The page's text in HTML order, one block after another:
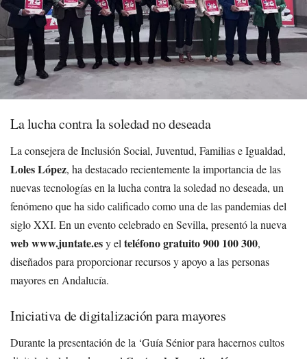
La lucha contra la soledad no deseada
La consejera de Inclusión Social, Juventud, Familias e Igualdad,
Loles López, ha destacado recientemente la importancia de las
nuevas tecnologías en la lucha contra la soledad no deseada, un
fenómeno que ha sido calificado como una de las pandemias del
siglo XXI. En un evento celebrado en Sevilla, presentó la nueva
web www.juntate.esy el teléfono gratuito 900 100 300,
diseñados para proporcionar recursos y apoyo a las personas
mayores en Andalucía.
Iniciativa de digitalización para mayores
Durante la presentación de la ‘Guía Sénior para hacernos cultos